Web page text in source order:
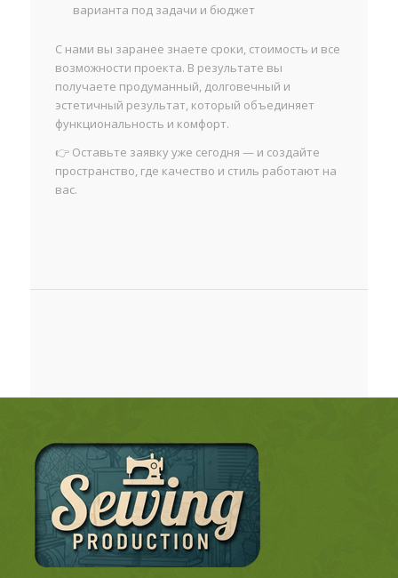
варианта под задачи и бюджет
С нами вы заранее знаете сроки, стоимость и все
возможности проекта. В результате вы
получаете продуманный, долговечный и
эстетичный результат, который объединяет
функциональность и комфорт.
👉 Оставьте заявку уже сегодня — и создайте
пространство, где качество и стиль работают на
вас.